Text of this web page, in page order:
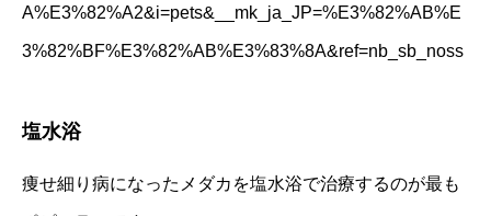
A%E3%82%A2&i=pets&__mk_ja_JP=%E3%82%AB%E
3%82%BF%E3%82%AB%E3%83%8A&ref=nb_sb_noss
塩水浴
痩せ細り病になったメダカを塩水浴で治療するのが最も